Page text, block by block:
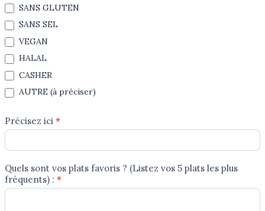
SANS GLUTEN
SANS SEL
VEGAN
HALAL
CASHER
AUTRE (à préciser)
Précisez ici *
Quels sont vos plats favoris ? (Listez vos 5 plats les plus
fréquents) : *